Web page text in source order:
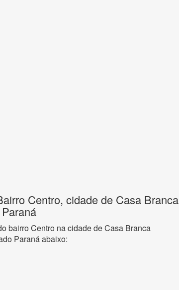
Centro, cidade de Casa Branca
bairro Centro na cidade de Casa Branca
Paraná abaixo: